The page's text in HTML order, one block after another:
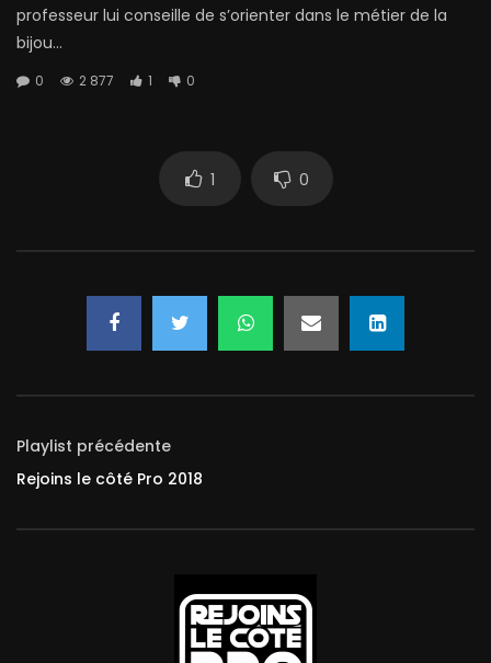
professeur lui conseille de s’orienter dans le métier de la
bijou...
0 2 877 1 0
1 0
Playlist précédente
Rejoins le côté Pro 2018